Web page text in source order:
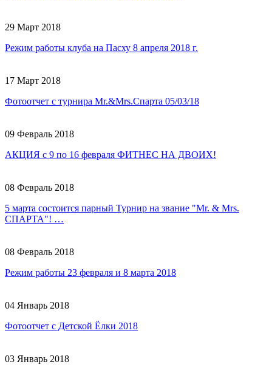
29 Март 2018
Режим работы клуба на Пасху 8 апреля 2018 г.
17 Март 2018
Фотоотчет с турнира Mr.&Mrs.Спарта 05/03/18
09 Февраль 2018
АКЦИЯ с 9 по 16 февраля ФИТНЕС НА ДВОИХ!
08 Февраль 2018
5 марта состоится парный Турнир на звание "Mr. & Mrs.
СПАРТА"! …
08 Февраль 2018
Режим работы 23 февраля и 8 марта 2018
04 Январь 2018
Фотоотчет с Детской Ёлки 2018
03 Январь 2018